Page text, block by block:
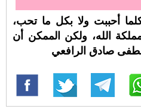
أحببت ولا بكل ما تحب،
الله، ولكن الممكن أن
صادق الرافعي